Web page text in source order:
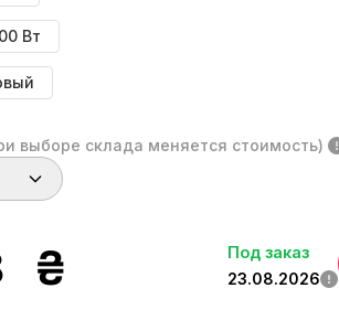
Вт
выборе склада меняется стоимость)
₴
Под заказ
23.08.2026